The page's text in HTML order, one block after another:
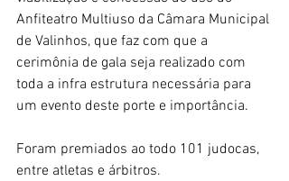
Anfiteatro Multiuso da Câmara Municipal
de Valinhos, que faz com que a
cerimônia de gala seja realizado com
toda a infra estrutura necessária para
um evento deste porte e importância.
Foram premiados ao todo 101 judocas,
entre atletas e árbitros.